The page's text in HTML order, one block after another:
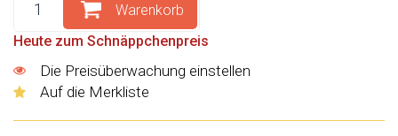
Warenkorb
Heute zum Schnäppchenpreis
Die Preisüberwachung einstellen
Auf die Merkliste